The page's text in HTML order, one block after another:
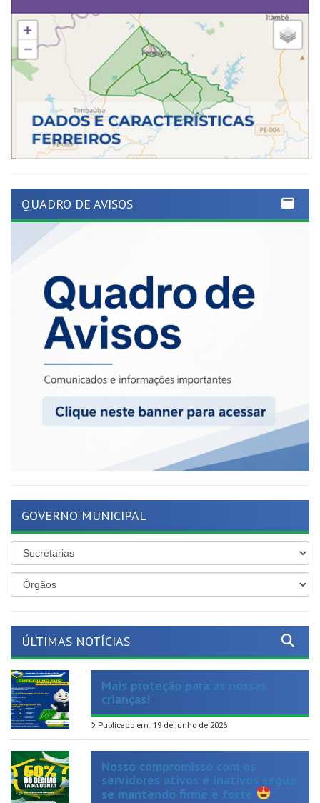
QUADRO DE AVISOS
GOVERNO MUNICIPAL
ÚLTIMAS NOTÍCIAS
Mais proteção para as nossas
crianças!
Publicado em: 19 de junho de 2026
Nosso compromisso com os
servidores ativos e inativos segue
se mantendo firme e forte